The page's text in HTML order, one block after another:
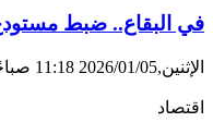
في البقاع.. ضبط
الإثنين,2026/01/05 11:18 صباحًا
اقتصاد